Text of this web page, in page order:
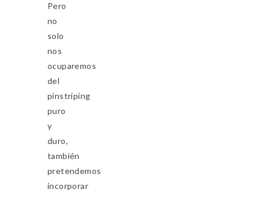
Pero
no
solo
nos
ocuparemos
del
pinstriping
puro
y
duro,
también
pretendemos
incorporar